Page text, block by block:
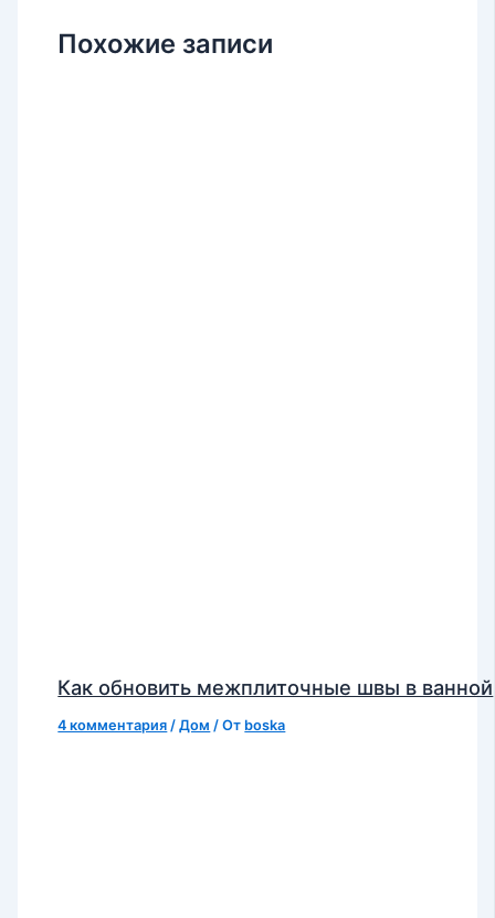
Похожие записи
Как обновить межплиточные швы в ванной
4 комментария /Дом / От boska